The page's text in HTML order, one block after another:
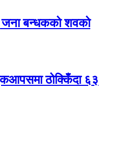
जना बन्धकको शवको
ठोक्किँदा ६३